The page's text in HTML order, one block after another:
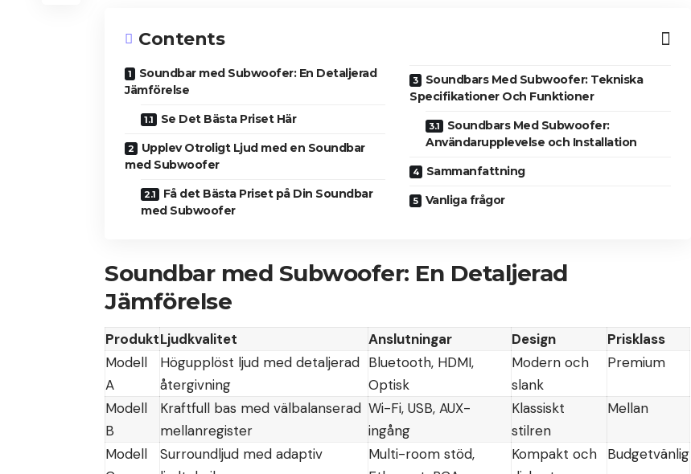
Contents
Soundbar med Subwoofer: En Detaljerad
Jämförelse
Se Det Bästa Priset Här
Upplev Otroligt Ljud med en Soundbar
med Subwoofer
Få det Bästa Priset på Din Soundbar
med Subwoofer
Soundbars Med Subwoofer: Tekniska
Specifikationer Och Funktioner
Soundbars Med Subwoofer:
Användarupplevelse och Installation
Sammanfattning
Vanliga frågor
Soundbar med Subwoofer: En Detaljerad
Jämförelse
ProduktLjudkvalitet Anslutningar Design
Prisklass
Modell
A
Högupplöst ljud med detaljerad
återgivning
Bluetooth, HDMI,
Optisk
Modern och
slank
Premium
Modell
B
Kraftfull bas med välbalanserad
mellanregister
Wi-Fi, USB, AUX-
ingång
Klassiskt
stilren
Mellan
Modell
Surroundljud med adaptiv
Multi-room stöd,
Kompakt och
Budgetvänlig